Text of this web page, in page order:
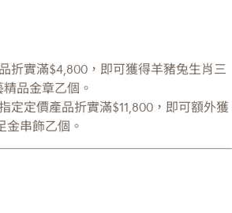
折實滿$4,800，即可獲得羊豬兔生肖三
品金章乙個。
定定價產品折實滿$11,800，即可額外獲
金串飾乙個。